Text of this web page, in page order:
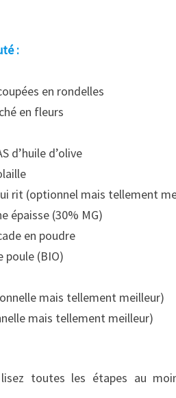
:
en rondelles
en fleurs
d’huile d’olive
rit (optionnel mais tellement
épaisse (30% MG)
en poudre
poule (BIO)
mais tellement meilleur)
mais tellement meilleur)
lisez toutes les étapes au